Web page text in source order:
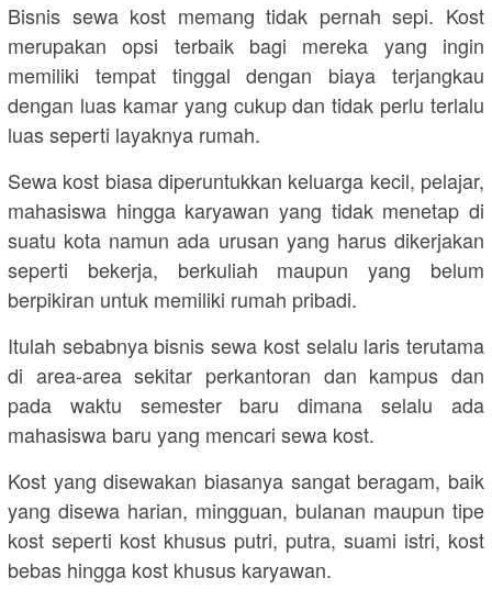
Bisnis sewa kost memang tidak pernah sepi. Kost
merupakan opsi terbaik bagi mereka yang ingin
memiliki tempat tinggal dengan biaya terjangkau
dengan luas kamar yang cukup dan tidak perlu terlalu
luas seperti layaknya rumah.
Sewa kost biasa diperuntukkan keluarga kecil, pelajar,
mahasiswa hingga karyawan yang tidak menetap di
suatu kota namun ada urusan yang harus dikerjakan
seperti bekerja, berkuliah maupun yang belum
berpikiran untuk memiliki rumah pribadi.
Itulah sebabnya bisnis sewa kost selalu laris terutama
di area-area sekitar perkantoran dan kampus dan
pada waktu semester baru dimana selalu ada
mahasiswa baru yang mencari sewa kost.
Kost yang disewakan biasanya sangat beragam, baik
yang disewa harian, mingguan, bulanan maupun tipe
kost seperti kost khusus putri, putra, suami istri, kost
bebas hingga kost khusus karyawan.